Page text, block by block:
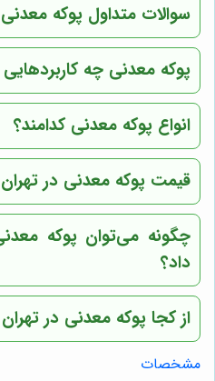
سوالات متداول پوکه
پوکه معدنی چه کاربردهایی
انواع پوکه معدنی کدامند؟
قیمت پوکه معدنی در
چگونه می‌توان پوکه
داد؟
از کجا پوکه معدنی در
مشخصات